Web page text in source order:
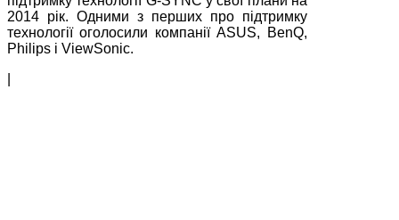
2014 рік. Одними з перших про підтримку
технології оголосили компанії ASUS, BenQ,
Philips і ViewSonic.